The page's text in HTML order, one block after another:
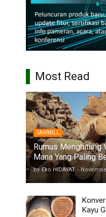
Most Read
SAWMILL
Rumus Menghitung
Mana Yang Paling
by Eko HIDAYAT -
Kayu